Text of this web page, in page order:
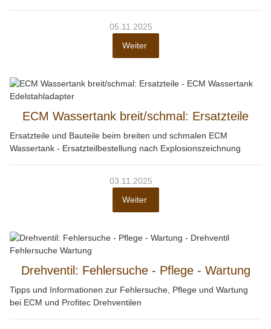
05.11.2025
Weiter
ECM Wassertank breit/schmal: Ersatzteile
Ersatzteile und Bauteile beim breiten und schmalen ECM
Wassertank - Ersatzteilbestellung nach Explosionszeichnung
03.11.2025
Weiter
Drehventil: Fehlersuche - Pflege - Wartung
Tipps und Informationen zur Fehlersuche, Pflege und Wartung
bei ECM und Profitec Drehventilen